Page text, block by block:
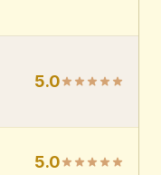
5.0
5.0